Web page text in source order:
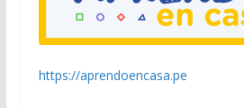
https://aprendoencasa.pe